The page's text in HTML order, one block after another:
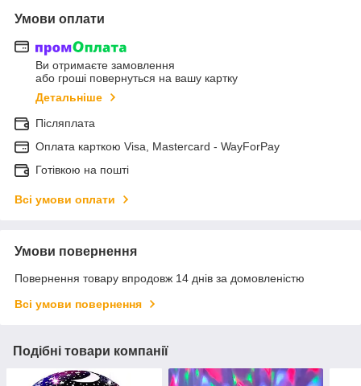
Умови оплати
Ви отримаєте замовлення
або гроші повернуться на вашу картку
Детальніше
Післяплата
Оплата карткою Visa, Mastercard - WayForPay
Готівкою на пошті
Всі умови оплати
Умови повернення
Повернення товару впродовж 14 днів за домовленістю
Всі умови повернення
Подібні товари компанії